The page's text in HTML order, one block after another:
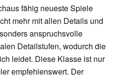
fähig neueste Spiele
mehr mit allen Details und
anspruchsvolle
Detailstufen, wodurch die
leidet. Diese Klasse ist nur
empfehlenswert. Der